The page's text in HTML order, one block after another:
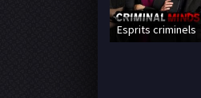
Esprits criminels